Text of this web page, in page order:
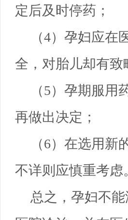
定后及时停药；
（4）孕妇应
全，对胎儿却有致
（5）孕期服
再做出决定；
（6）在选用
不详则应慎重考虑
总之，孕妇不